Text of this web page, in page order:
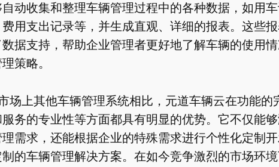
动收集和整理车辆管理过程中的各种数据，如用
用支出记录等，并生成直观、详细的报表。这些
据支持，帮助企业管理者更好地了解车辆的使用
策略。
场上其他车辆管理系统相比，元道车辆云在功能的
务的专业性等方面都具有明显的优势。它不仅能
需求，还能根据企业的特殊需求进行个性化定制
的车辆管理解决方案。在如今竞争激烈的市场环